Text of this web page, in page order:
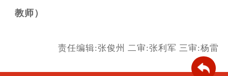
教师）
责任编辑:张俊州 二审:张利军 三审:杨雷